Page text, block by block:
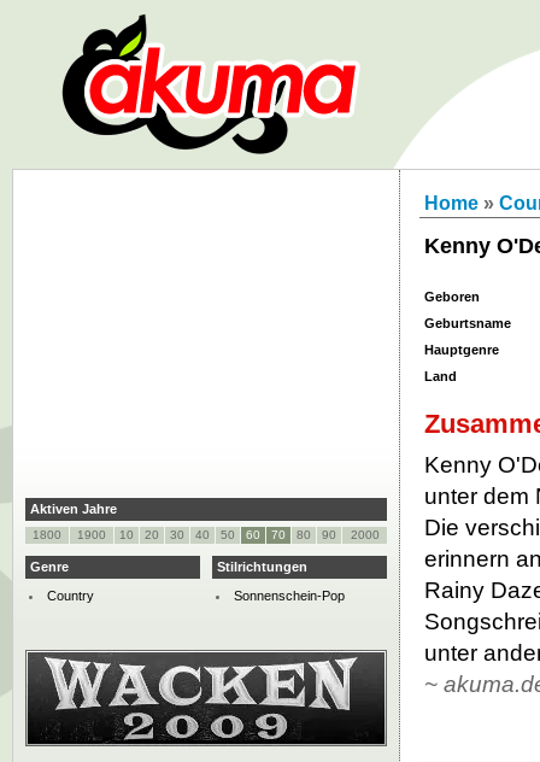
Home »
Kenny
Geboren
Geburtsname
Hauptgenre
Land
Kenny
unter dem
Die
erinnern
Rainy
unter
~
Aktiven Jahre
1800 1900 10 20 30 40 50 60 70 80 90 2000
Genre
Country
Stilrichtungen
Sonnenschein-Pop